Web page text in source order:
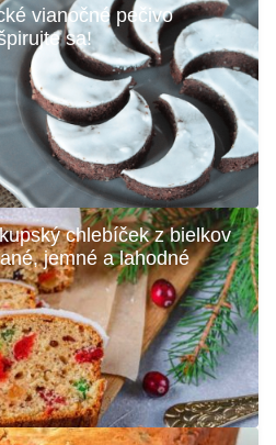
vianočné pečivo
sa!
chlebíček z bielkov
jemné a lahodné